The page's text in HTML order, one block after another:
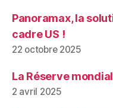
Panoramax, la
cadre US !
22 octobre 2025
La Réserve
2 avril 2025